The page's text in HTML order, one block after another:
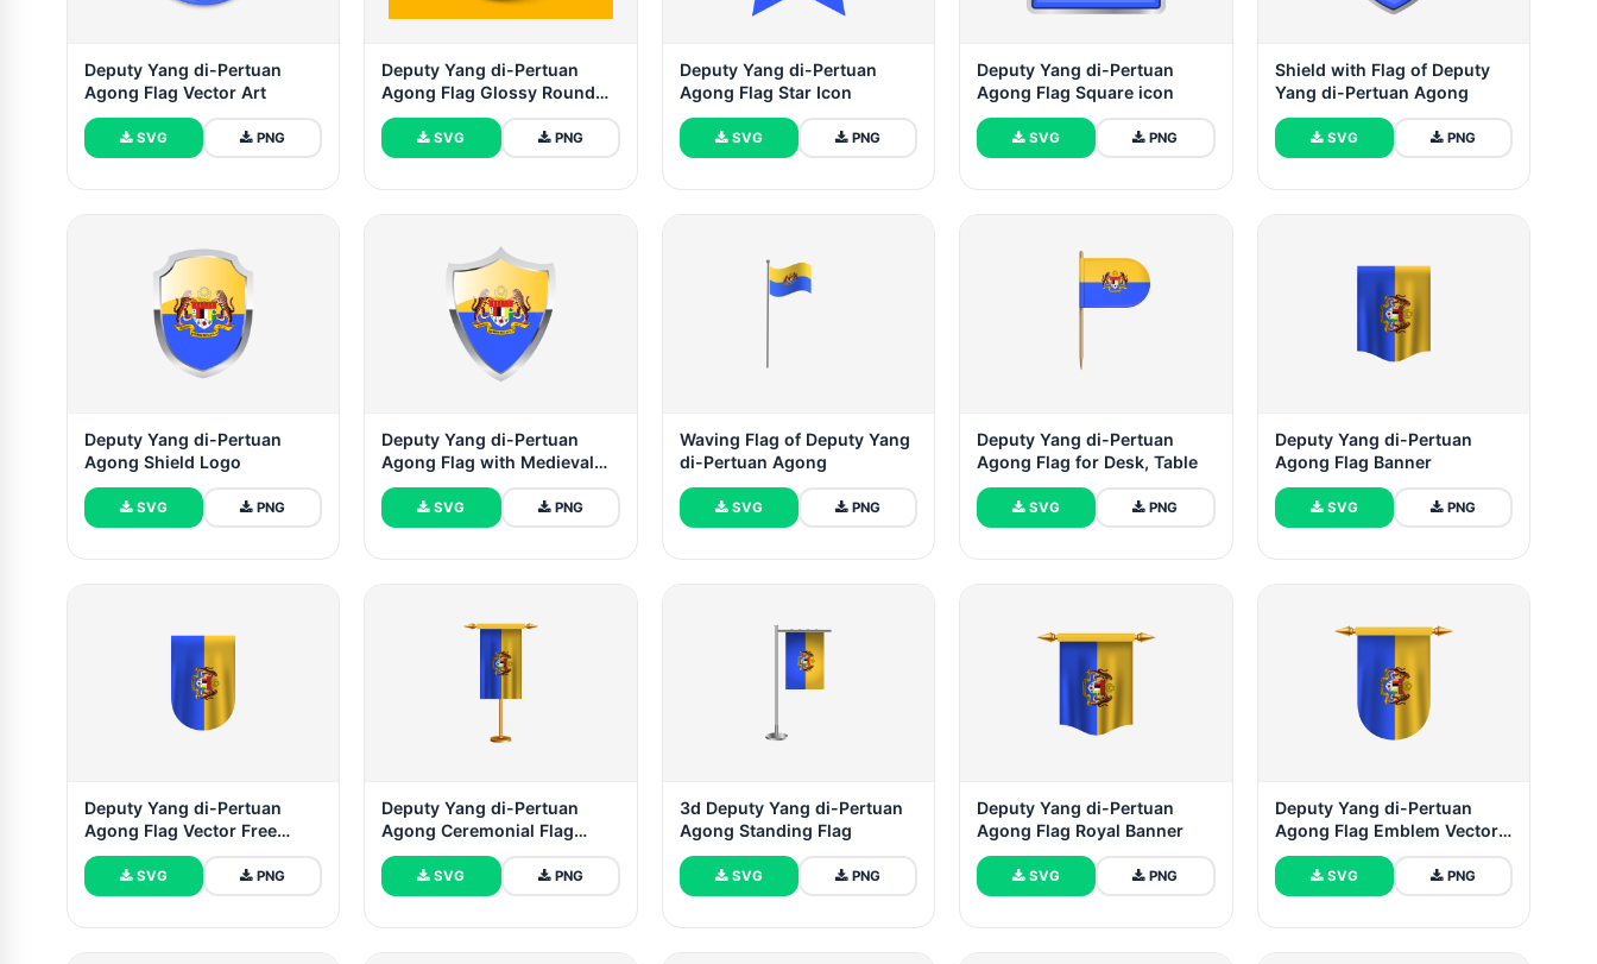
Deputy Yang di-Pertuan
Agong Flag Vector Art
SVG PNG
Deputy Yang di-Pertuan
Agong Flag Glossy Round
Button
SVG PNG
Deputy Yang di-Pertuan
Agong Flag Star Icon
SVG PNG
Deputy Yang di-Pertuan
Agong Flag Square icon
SVG PNG
Shield with Flag of Deputy
Yang di-Pertuan Agong
SVG PNG
Deputy Yang di-Pertuan
Agong Shield Logo
SVG PNG
Deputy Yang di-Pertuan
Agong Flag with Medieval
Heater Shield
SVG PNG
Waving Flag of Deputy Yang
di-Pertuan Agong
SVG PNG
Deputy Yang di-Pertuan
Agong Flag for Desk, Table
SVG PNG
Deputy Yang di-Pertuan
Agong Flag Banner
SVG PNG
Deputy Yang di-Pertuan
Agong Flag Vector Free
Dowanlod (SVG, PNG)
SVG PNG
Deputy Yang di-Pertuan
Agong Ceremonial Flag
Vector Free
SVG PNG
3d Deputy Yang di-Pertuan
Agong Standing Flag
SVG PNG
Deputy Yang di-Pertuan
Agong Flag Royal Banner
SVG PNG
Deputy Yang di-Pertuan
Agong Flag Emblem Vector
Images
SVG PNG